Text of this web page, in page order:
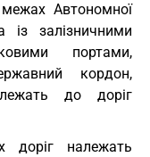
Автономної
із залізничними
портами,
кордон,
до доріг
доріг належать